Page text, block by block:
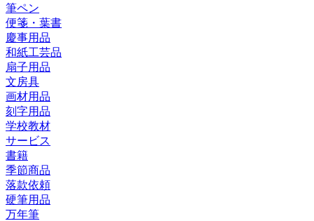
筆ペン
便箋・葉書
慶事用品
和紙工芸品
扇子用品
文房具
画材用品
刻字用品
学校教材
サービス
書籍
季節商品
落款依頼
硬筆用品
万年筆